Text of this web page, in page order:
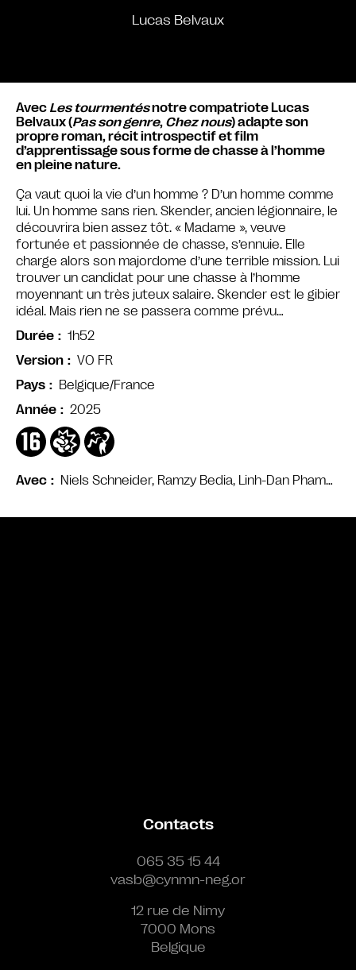
Lucas Belvaux
Avec Niels Schneider, Ramzy Bedia, Linh-Dan Pham…
Avec Les tourmentésnotre compatriote Lucas
Belvaux (Pas son genre, Chez nous) adapte son
propre roman, récit introspectif et film
d’apprentissage sous forme de chasse à l’homme
en pleine nature.
Ça vaut quoi la vie d’un homme ? D’un homme comme
lui. Un homme sans rien. Skender, ancien légionnaire, le
découvrira bien assez tôt. « Madame », veuve
fortunée et passionnée de chasse, s’ennuie. Elle
charge alors son majordome d’une terrible mission. Lui
trouver un candidat pour une chasse à l’homme
moyennant un très juteux salaire. Skender est le gibier
idéal. Mais rien ne se passera comme prévu…
Durée
1h52
Version
VO FR
Pays
Belgique/France
Année
2025
Contacts
065 35 15 44
vasb@cynmn-neg.or
12 rue de Nimy
7000 Mons
Belgique